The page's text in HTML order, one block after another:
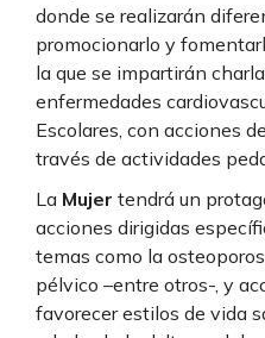
donde se realizarán
promocionarlo y
la que se impartirán
enfermedades
Escolares, con acciones
través de actividades
La Mujer tendrá un
acciones dirigidas
temas como la
pélvico –entre otros-, y
favorecer estilos de vida